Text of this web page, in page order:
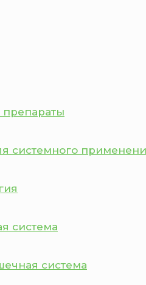
системного
система
система